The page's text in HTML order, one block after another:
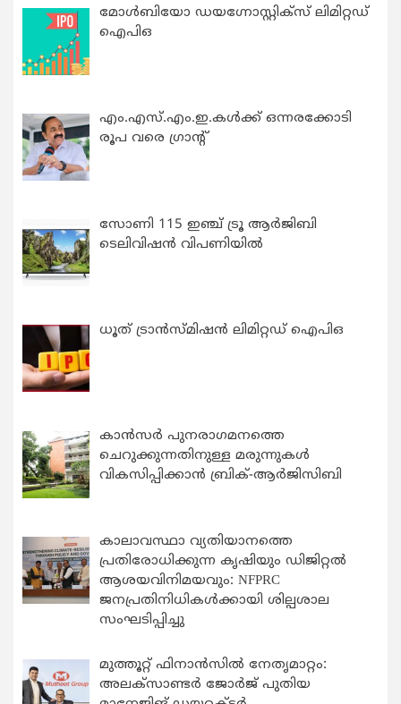
മോൾബിയോ ഡയഗ്നോസ്റ്റിക്സ് ലിമിറ്റഡ്
ഐപിഒ
എം.എസ്.എം.ഇ.കൾക്ക് ഒന്നരക്കോടി
രൂപ വരെ ഗ്രാന്റ്
സോണി 115 ഇഞ്ച് ട്രൂ ആർജിബി
ടെലിവിഷൻ വിപണിയിൽ
ധൂത് ട്രാൻസ്മിഷൻ ലിമിറ്റഡ് ഐപിഒ
കാന്‍സര്‍ പുനരാഗമനത്തെ
ചെറുക്കുന്നതിനുള്ള മരുന്നുകള്‍
വികസിപ്പിക്കാന്‍ ബ്രിക്-ആര്‍ജിസിബി
കാലാവസ്ഥാ വ്യതിയാനത്തെ
പ്രതിരോധിക്കുന്ന കൃഷിയും ഡിജിറ്റൽ
ആശയവിനിമയവും: NFPRC
ജനപ്രതിനിധികൾക്കായി ശില്പശാല
സംഘടിപ്പിച്ചു
മുത്തൂറ്റ് ഫിനാൻസിൽ നേതൃമാറ്റം:
അലക്സാണ്ടർ ജോർജ് പുതിയ